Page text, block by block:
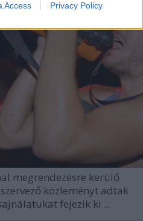
Access Privacy Policy
megrendezésre kerülő
közleményt adtak
fejezik ki ...